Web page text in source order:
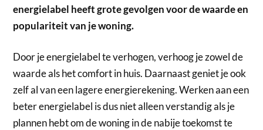
energielabel heeft grote gevolgen voor de waarde en
populariteit van je woning.
Door je energielabel te verhogen, verhoog je zowel de
waarde als het comfort in huis. Daarnaast geniet je ook
zelf al van een lagere energierekening. Werken aan een
beter energielabel is dus niet alleen verstandig als je
plannen hebt om de woning in de nabije toekomst te